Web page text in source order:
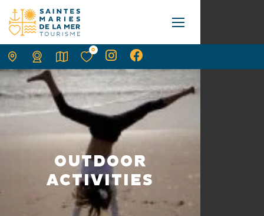
OUTDOOR
ACTIVITIES
0